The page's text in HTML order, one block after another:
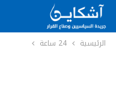
الرئيسية 24 ساعة